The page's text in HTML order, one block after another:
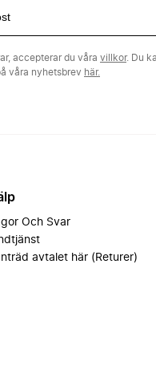
accepterar du våra villkor. Du
våra nyhetsbrev här.
Och Svar
avtalet här (Returer)